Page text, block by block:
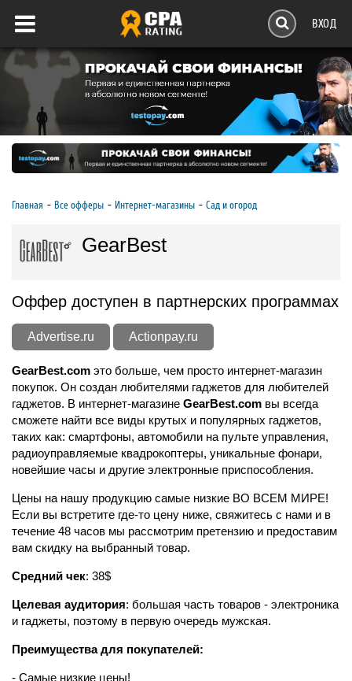
ВХОД
Главная Все офферы Интернет-магазины Сад и огород
GearBest
Оффер доступен в партнерских программах
Advertise.ru Actionpay.ru
GearBest.com это больше, чем просто интернет-магазин
покупок. Он создан любителями гаджетов для любителей
гаджетов. В интернет-магазине GearBest.com вы всегда
сможете найти все виды крутых и популярных гаджетов,
таких как: смартфоны, автомобили на пульте управления,
радиоуправляемые квадрокоптеры, уникальные фонари,
новейшие часы и другие электронные приспособления.
Цены на нашу продукцию самые низкие ВО ВСЕМ МИРЕ!
Если вы встретите где-то цену ниже, свяжитесь с нами и в
течение 48 часов мы рассмотрим претензию и предоставим
вам скидку на выбранный товар.
Средний чек: 38$
Целевая аудитория: большая часть товаров - электроника
и гаджеты, поэтому в первую очередь мужская.
Преимущества для покупателей:
- Самые низкие цены!